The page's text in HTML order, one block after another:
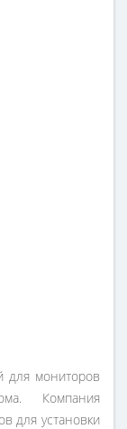
для мониторов
Компания
для установки